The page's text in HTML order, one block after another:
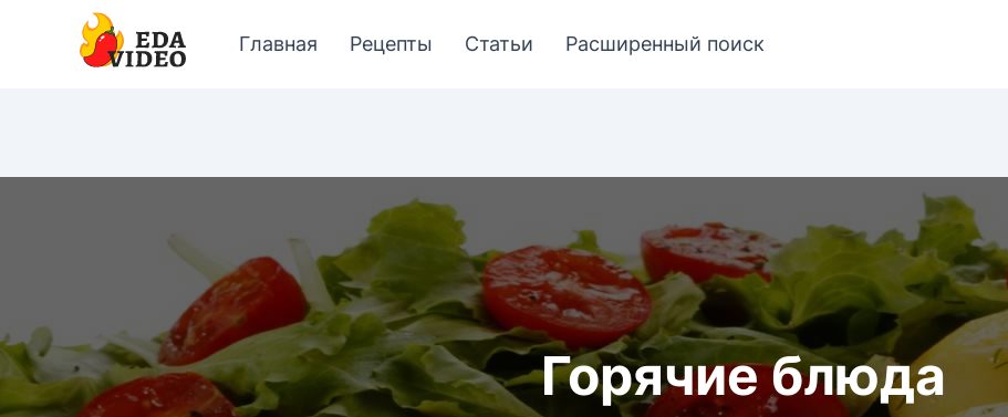
Главная Рецепты Статьи Расширенный поиск
Горячие блюда